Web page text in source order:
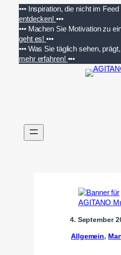
Inhalt
springen
••• Inspiration, die nicht im
entdecken! •••
••• Machen Sie Motivation zu
geht es!•••
••• Was Sie täglich sehen,
mehr erfahren! •••
4. September
Allgemein,